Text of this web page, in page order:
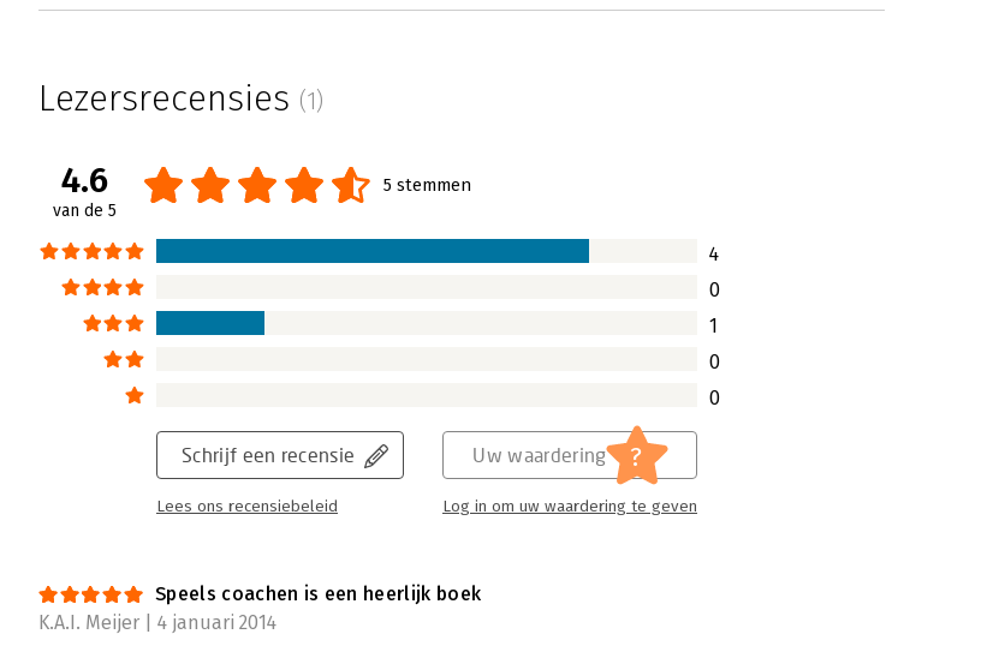
Lezersrecensies (1)
4.6
van de 5
5 stemmen
4
0
1
0
0
Schrijf een recensie
Lees ons recensiebeleid
Uw waardering ?
Log in om uw waardering te geven
Speels coachen is een heerlijk boek
K.A.I. Meijer | 4 januari 2014